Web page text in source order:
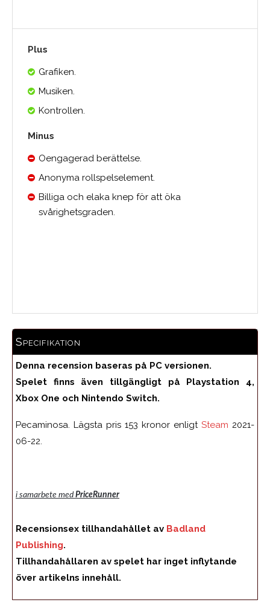
Plus
Grafiken.
Musiken.
Kontrollen.
Minus
Oengagerad berättelse.
Anonyma rollspelselement.
Billiga och elaka knep för att öka
svårighetsgraden.
Specifikation
Denna recension baseras på PC versionen.
Spelet finns även tillgängligt på Playstation 4,
Xbox One och Nintendo Switch.
Pecaminosa. Lägsta pris 153 kronor enligt Steam 2021-
06-22.
i samarbete med PriceRunner
Recensionsex tillhandahållet av Badland
Publishing.
Tillhandahållaren av spelet har inget inflytande
över artikelns innehåll.